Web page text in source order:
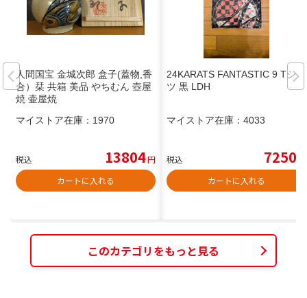
人間国宝 金城次郎 盒子(蓋物,香
合）栞 共箱 美品 やちむん 壺屋
焼 壷屋焼
マイストア在庫： 1970
税込 13804円
カートに入れる
24KARATS FANTASTIC 9 Tシャ
ツ 黒 LDH
マイストア在庫： 4033
税込 7250
カートに入れる
このカテゴリをもっと見る